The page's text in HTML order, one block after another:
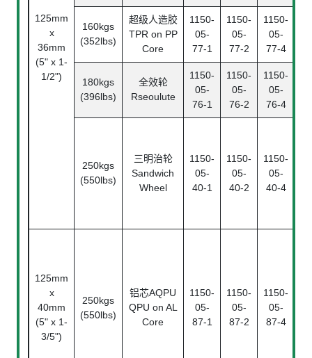
125mm
x
36mm
(5" x 1-
1/2")
160kgs
(352lbs)
超级人造胶
TPR on PP
Core
1150-
05-
77-1
1150-
05-
77-2
1150-
05-
77-4
180kgs
(396lbs)
全效轮
Rseoulute
1150-
05-
76-1
1150-
05-
76-2
1150-
05-
76-4
250kgs
(550lbs)
三明治轮
Sandwich
Wheel
1150-
05-
40-1
1150-
05-
40-2
1150-
05-
40-4
125mm
x
40mm
(5" x 1-
3/5")
250kgs
(550lbs)
铝芯AQPU
QPU on AL
Core
1150-
05-
87-1
1150-
05-
87-2
1150-
05-
87-4